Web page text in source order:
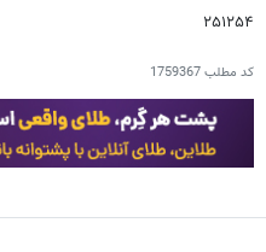
۲۵۱۲۵۴
کد مطلب1759367